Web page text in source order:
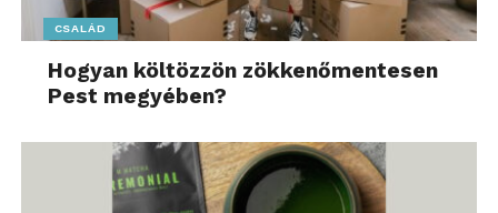
CSALÁD
Hogyan költözzön zökkenőmentesen
Pest megyében?